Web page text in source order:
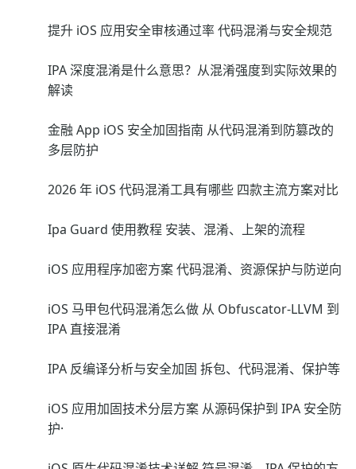
提升 iOS 应用安全审核通过率 代码混淆与安全规范
IPA 深度混淆是什么意思？从混淆强度到实际效果的
解读
金融 App iOS 安全加固指南 从代码混淆到防篡改的
多层防护
2026 年 iOS 代码混淆工具有哪些 四款主流方案对比
Ipa Guard 使用教程 安装、混淆、上架的流程
iOS 应用程序加密方案 代码混淆、资源保护与防逆向
iOS 马甲包代码混淆怎么做 从 Obfuscator-LLVM 到
IPA 直接混淆
IPA 反编译分析与安全加固 拆包、代码混淆、保护等
iOS 应用加固技术分层方案 从源码保护到 IPA 安全防
护·